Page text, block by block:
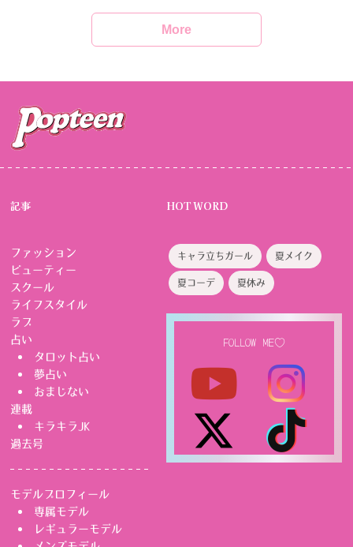
More
記事
ファッション
ビューティー
スクール
ライフスタイル
ラブ
占い
タロット占い
夢占い
おまじない
連載
キラキラJK
過去号
モデルプロフィール
専属モデル
レギュラーモデル
HOT WORD
キャラ立ちガール 夏メイク
夏コーデ 夏休み
FOLLOW ME♡